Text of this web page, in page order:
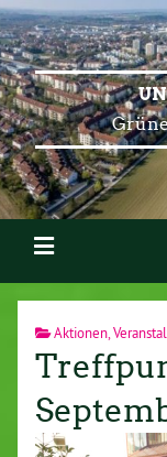
Aktionen,